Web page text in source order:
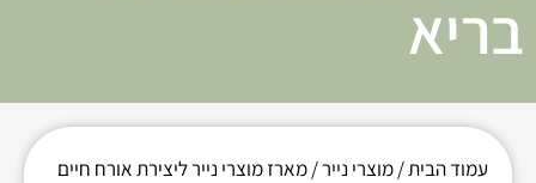
בריא
עמוד הבית/מוצרי נייר/ מארז מוצרי נייר ליצירת אורח חיים